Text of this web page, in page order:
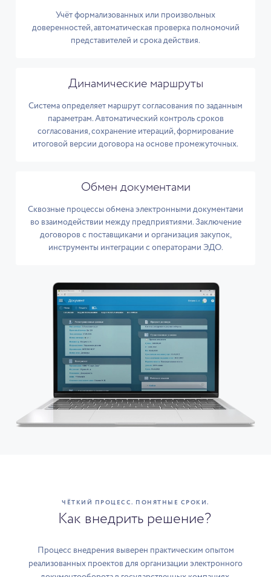
Учёт формализованных или произвольных
доверенностей, автоматическая проверка полномочий
представителей и срока действия.
Динамические маршруты
Система определяет маршрут согласования по заданным
параметрам. Автоматический контроль сроков
согласования, сохранение итераций, формирование
итоговой версии договора на основе промежуточных.
Обмен документами
Сквозные процессы обмена электронными документами
во взаимодействии между предприятиями. Заключение
договоров с поставщиками и организация закупок,
инструменты интеграции с операторами ЭДО.
ЧЁТКИЙ ПРОЦЕСС. ПОНЯТНЫЕ СРОКИ.
Как внедрить решение?
Процесс внедрения выверен практическим опытом
реализованных проектов для организации электронного